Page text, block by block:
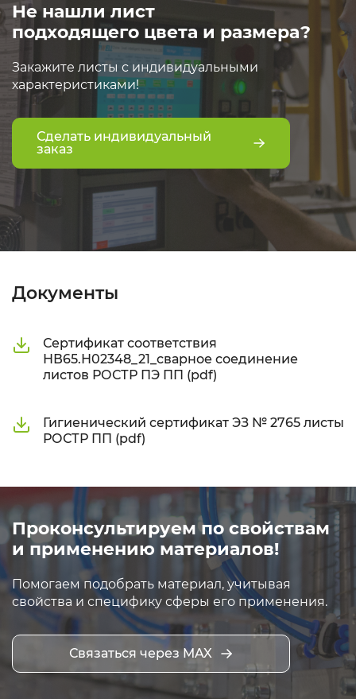
Не нашли лист
подходящего цвета и размера?
Закажите листы с индивидуальными
характеристиками!
Сделать индивидуальный
заказ
Документы
Сертификат соответствия
НВ65.Н02348_21_сварное соединение
листов РОСТР ПЭ ПП (pdf)
Гигиенический сертификат ЭЗ № 2765 листы
РОСТР ПП (pdf)
Проконсультируем по свойствам
и применению материалов!
Помогаем подобрать материал, учитывая
свойства и специфику сферы его применения.
Связаться через MAX